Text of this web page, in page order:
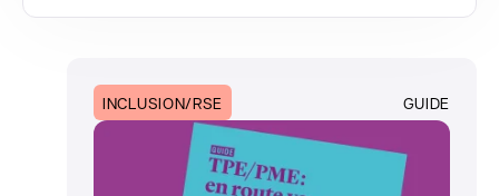
INCLUSION/RSE GUIDE